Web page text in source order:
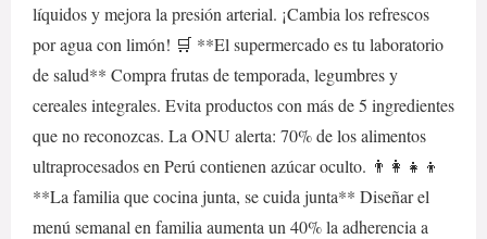
líquidos y mejora la presión arterial. ¡Cambia los refrescos
por agua con limón! 🛒 **El supermercado es tu laboratorio
de salud** Compra frutas de temporada, legumbres y
cereales integrales. Evita productos con más de 5 ingredientes
que no reconozcas. La ONU alerta: 70% de los alimentos
ultraprocesados en Perú contienen azúcar oculto. 👨‍👩‍👧‍👦
**La familia que cocina junta, se cuida junta** Diseñar el
menú semanal en familia aumenta un 40% la adherencia a